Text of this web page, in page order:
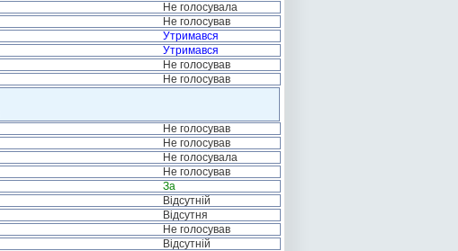
Не голосувала
Не голосував
Утримався
Утримався
Не голосував
Не голосував
Не голосував
Не голосував
Не голосувала
Не голосував
За
Відсутній
Відсутня
Не голосував
Відсутній